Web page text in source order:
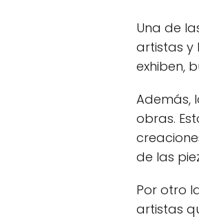
Una de
artistas y
exhiben,
Además,
obras.
de las
Por otro
artistas